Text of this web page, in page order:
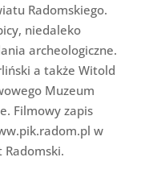
Radomskiego.
niedaleko
archeologiczne.
a także Witold
Muzeum
Filmowy zapis
w
Radomski.